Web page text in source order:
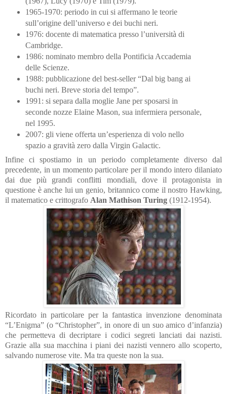
1965-1970: periodo in cui si affermano le teorie
sull’origine dell’universo e dei buchi neri.
1976: docente di matematica presso l’università di
Cambridge.
1986: nominato membro della Pontificia Accademia
delle Scienze.
1988: pubblicazione del best-seller “Dal big bang ai
buchi neri. Breve storia del tempo”.
1991: si separa dalla moglie Jane per sposarsi in
seconde nozze Elaine Mason, sua infermiera personale,
nel 1995.
2007: gli viene offerta un’esperienza di volo nello
spazio a gravità zero dalla Virgin Galactic.
Infine ci spostiamo in un periodo completamente diverso dal
precedente, in un momento particolare per il mondo intero dilaniato
dai due più grandi conflitti mondiali, dove il protagonista in
questione è anche lui un genio, britannico come il nostro Hawking,
il matematico e crittografo Alan Mathison Turing (1912-1954).
Ricordato in particolare per la fantastica invenzione denominata
“L’Enigma” (o “Christopher”, in onore di un suo amico d’infanzia)
che permetteva di decriptare i codici segreti lanciati dai nazisti.
Grazie alla sua macchina i piani dei nazisti vennero allo scoperto,
salvando numerose vite. Ma tra queste non la sua.